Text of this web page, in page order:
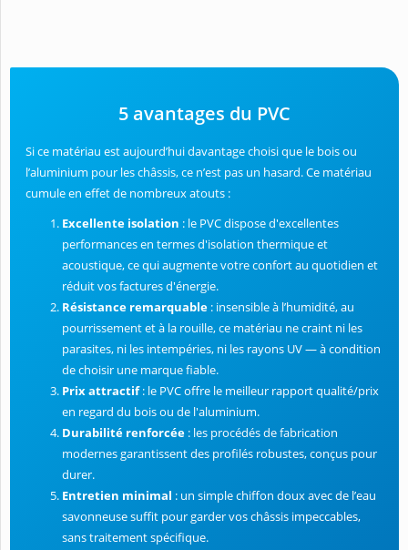
5 avantages du PVC
Si ce matériau est aujourd’hui davantage choisi que le bois ou
l’aluminium pour les châssis, ce n’est pas un hasard. Ce matériau
cumule en effet de nombreux atouts :
Excellente isolation : le PVC dispose d'excellentes
performances en termes d'isolation thermique et
acoustique, ce qui augmente votre confort au quotidien et
réduit vos factures d'énergie.
Résistance remarquable : insensible à l’humidité, au
pourrissement et à la rouille, ce matériau ne craint ni les
parasites, ni les intempéries, ni les rayons UV — à condition
de choisir une marque fiable.
Prix attractif: le PVC offre le meilleur rapport qualité/prix
en regard du bois ou de l'aluminium.
Durabilité renforcée : les procédés de fabrication
modernes garantissent des profilés robustes, conçus pour
durer.
Entretien minimal : un simple chiffon doux avec de l’eau
savonneuse suffit pour garder vos châssis impeccables,
sans traitement spécifique.